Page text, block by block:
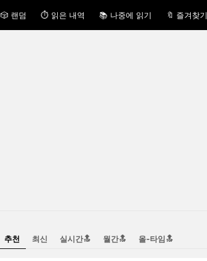
🎲 랜덤 ⏱ 읽은 내역 📚 나중에 읽기 🔖 즐겨찾기
추천 최신 실시간🔝 월간🔝 올-타임🔝